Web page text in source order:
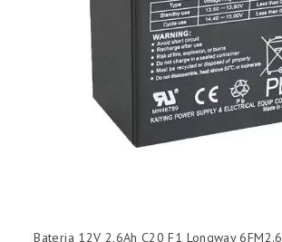
Bateria 12V 2,6Ah C20 F1 Longway 6FM2.6